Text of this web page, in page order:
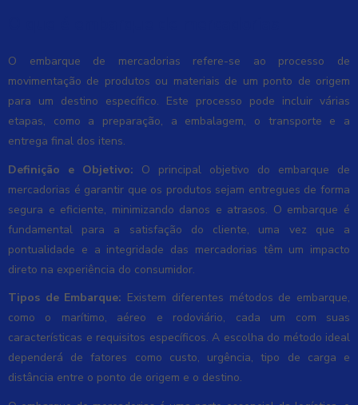
O embarque de mercadorias refere-se ao processo de
movimentação de produtos ou materiais de um ponto de origem
para um destino específico. Este processo pode incluir várias
etapas, como a preparação, a embalagem, o transporte e a
entrega final dos itens.
Definição e Objetivo: O principal objetivo do embarque de
mercadorias é garantir que os produtos sejam entregues de forma
segura e eficiente, minimizando danos e atrasos. O embarque é
fundamental para a satisfação do cliente, uma vez que a
pontualidade e a integridade das mercadorias têm um impacto
direto na experiência do consumidor.
Tipos de Embarque: Existem diferentes métodos de embarque,
como o marítimo, aéreo e rodoviário, cada um com suas
características e requisitos específicos. A escolha do método ideal
dependerá de fatores como custo, urgência, tipo de carga e
distância entre o ponto de origem e o destino.